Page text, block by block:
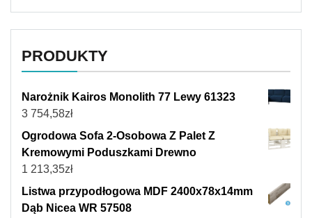
PRODUKTY
Narożnik Kairos Monolith 77 Lewy 61323
3 754,58zł
Ogrodowa Sofa 2-Osobowa Z Palet Z
Kremowymi Poduszkami Drewno
1 213,35zł
Listwa przypodłogowa MDF 2400x78x14mm
Dąb Nicea WR 57508